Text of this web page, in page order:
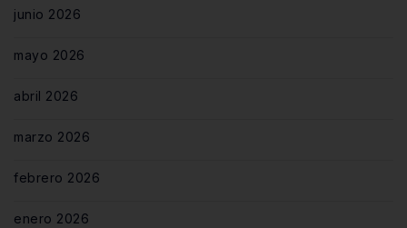
junio 2026
mayo 2026
abril 2026
marzo 2026
febrero 2026
enero 2026